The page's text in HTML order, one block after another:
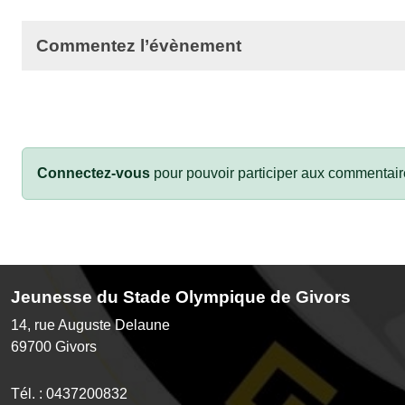
Commentez l’évènement
Connectez-vous pour pouvoir participer aux
Jeunesse du Stade Olympique de Givors
14, rue Auguste Delaune
69700 Givors
Tél. : 0437200832